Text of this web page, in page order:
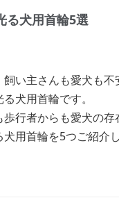
る犬用首輪5選
い主さんも愛犬も不
犬用首輪です。
行者からも愛犬の
用首輪を5つご紹介し